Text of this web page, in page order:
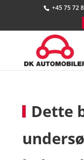
+45 75 72
Dette